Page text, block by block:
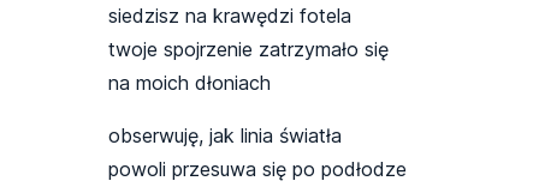
siedzisz na krawędzi fotela
twoje spojrzenie zatrzymało się
na moich dłoniach
obserwuję, jak linia światła
powoli przesuwa się po podłodze